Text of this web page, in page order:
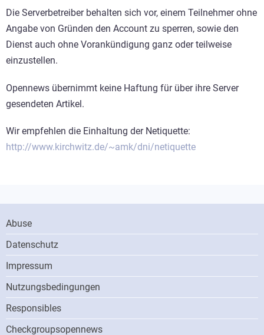
Die Serverbetreiber behalten sich vor, einem Teilnehmer ohne
Angabe von Gründen den Account zu sperren, sowie den
Dienst auch ohne Vorankündigung ganz oder teilweise
einzustellen.
Opennews übernimmt keine Haftung für über ihre Server
gesendeten Artikel.
Wir empfehlen die Einhaltung der Netiquette:
http://www.kirchwitz.de/~amk/dni/netiquette
Footer
Menu
Abuse
Datenschutz
Impressum
Nutzungsbedingungen
Responsibles
ONN
Checkgroupsopennews